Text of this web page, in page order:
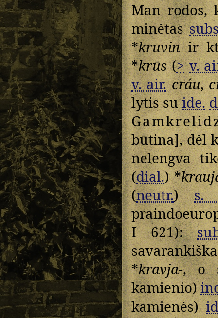
Man rodos,
minėtas
*kruvinir
*krūs(> v.
v. air. cráu,
lytis suide.
būtina], dėl
nelengva
(dial.) *
(neutr.)s.
I 621):
*kravja-, o
kamienio)
kamienės)